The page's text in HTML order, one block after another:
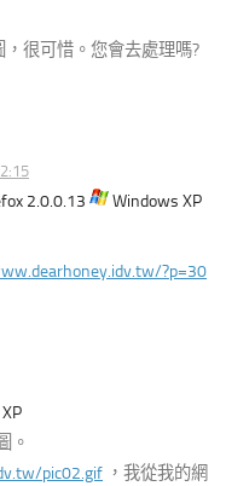
很可惜。您會去處理嗎?
2.0.0.13
Windows XP
?p=30
。
pic02.gif ，我從我的網